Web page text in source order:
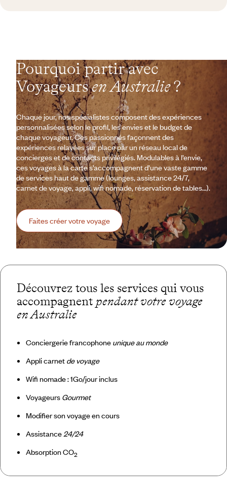
Pourquoi partir avec
Voyageursen Australie?
Chaque jour, nos spécialistes composent des expériences
personnalisées selon le profil, les envies et le budget de
chaque voyageur. Ces passionnés façonnent des
expériences relayées sur place par un réseau local de
concierges et de contacts privilégiés. Modulables à l’envie,
ces voyages à la carte s’accompagnent d’une vaste gamme
de services haut de gamme (lounges, assistance 24/7,
carnet de voyage, appli, wifi nomade, réservation de tables…).
Faites créer votre voyage
Découvrez tous les services qui vous
accompagnent pendant votre voyage
en Australie
Conciergerie francophone unique au monde
Appli carnet de voyage
Wifi nomade : 1Go/jour inclus
Voyageurs Gourmet
Modifier son voyage en cours
Assistance24/24
Absorption CO2